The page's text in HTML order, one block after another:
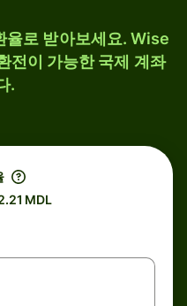
로 받아보세요. Wise
전이 가능한 국제 계좌
.
MDL